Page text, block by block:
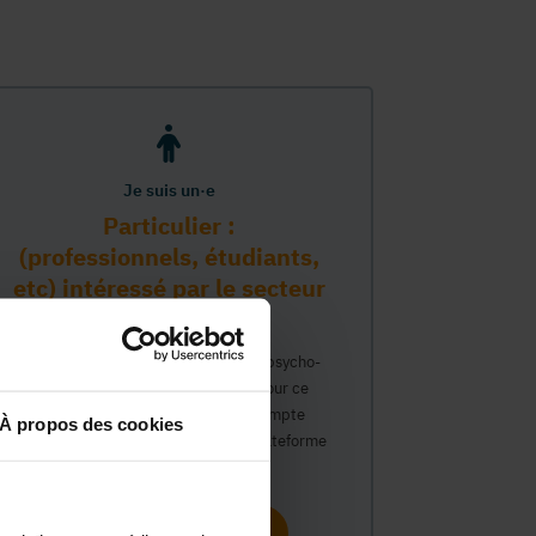
À propos des cookies
Je suis un·e
Particulier :
(professionnels, étudiants,
etc) intéressé par le secteur
PMS
Vous travaillez déjà dans le secteur psycho-
médico-social ou avez un intérêt pour ce
secteur et souhaitez obtenir un compte
personnel pour interagir sur notre plateforme